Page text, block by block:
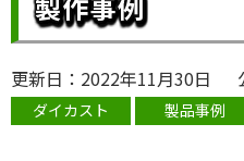
更新日： 2022年11月30日
ダイカスト 製品事例